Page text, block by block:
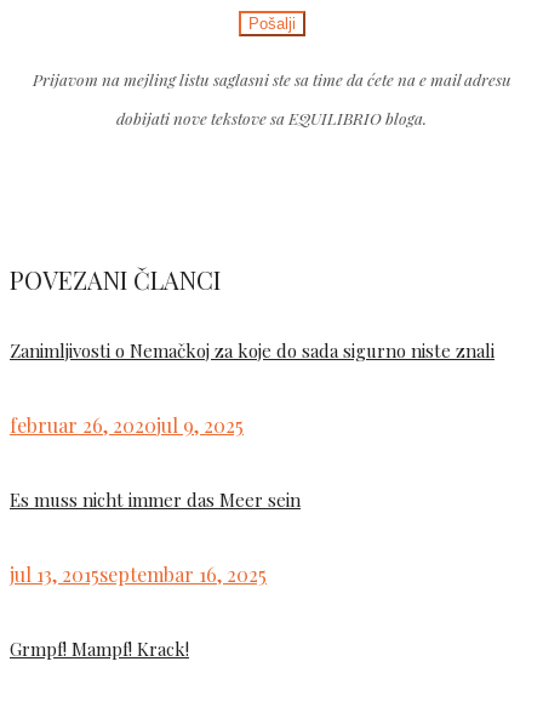
thisPrijavom na mejling listu saglasni ste sa time da ćete na e mail adresu
dobijati nove tekstove sa EQUILIBRIO bloga.
POVEZANI ČLANCI
Zanimljivosti o Nemačkoj za koje do sada sigurno niste znali
Posted
februar 26, 2020jul 9, 2025
Es muss nicht immer das Meer sein
Posted
jul 13, 2015septembar 16, 2025
Grmpf! Mampf! Krack!